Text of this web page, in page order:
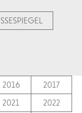
2016
2017
2021
2022